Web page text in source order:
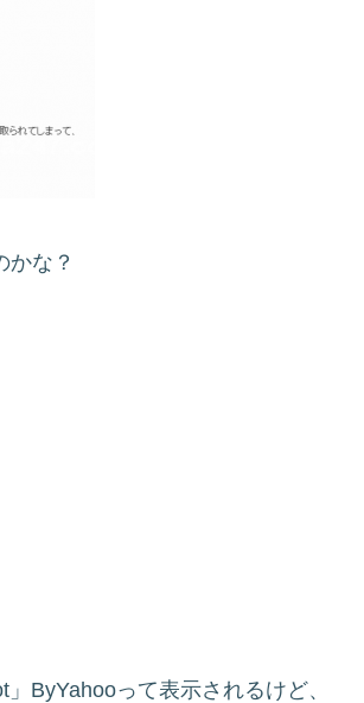
かな？
ByYahooって表示されるけど、